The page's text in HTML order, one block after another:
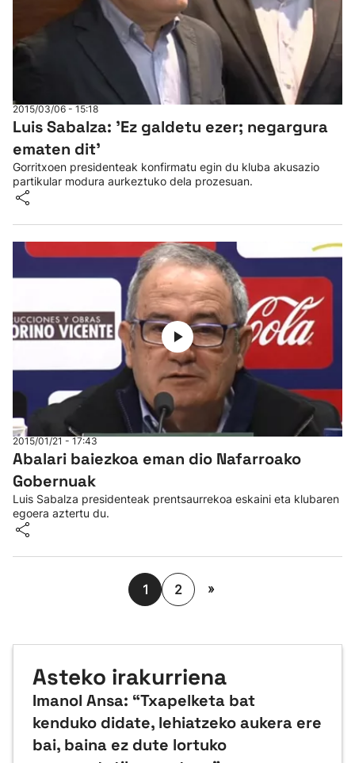
2015/03/06 - 15:18
Luis Sabalza: 'Ez galdetu ezer; negargura
ematen dit'
Gorritxoen presidenteak konfirmatu egin du kluba akusazio
partikular modura aurkeztuko dela prozesuan.
2015/01/21 - 17:43
Abalari baiezkoa eman dio Nafarroako
Gobernuak
Luis Sabalza presidenteak prentsaurrekoa eskaini eta klubaren
egoera aztertu du.
1 2 »
Asteko irakurriena
Imanol Ansa: “Txapelketa bat
kenduko didate, lehiatzeko aukera ere
bai, baina ez dute lortuko